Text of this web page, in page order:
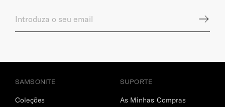
SAMSONITE
Coleções
SUPORTE
As Minhas Compras